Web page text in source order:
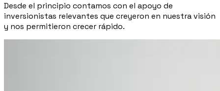
Desde el principio contamos con el apoyo de
inversionistas relevantes que creyeron en nuestra visión
y nos permitieron crecer rápido.